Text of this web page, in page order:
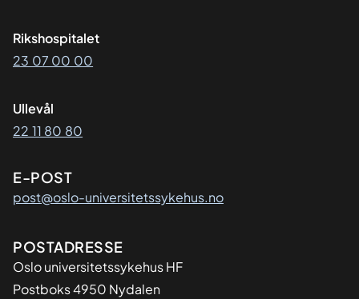
Rikshospitalet
23 07 00 00
Ullevål
22 11 80 80
E-POST
post@oslo-universitetssykehus.no
Adresse
POSTADRESSE
Oslo universitetssykehus HF
Postboks 4950 Nydalen